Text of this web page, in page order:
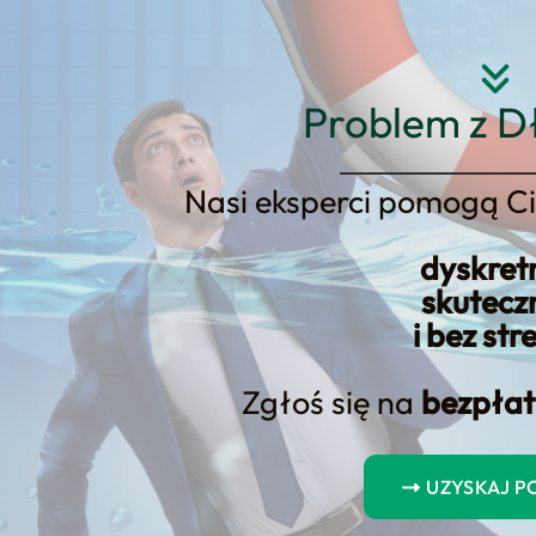
Problem z
Nasi eksperci pomogą
i bez
Zgłoś się na
UZYSKAJ
Strona główna O nas
nasz dochód aby wziąć